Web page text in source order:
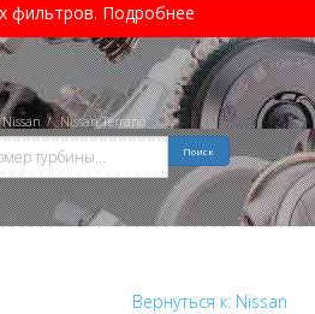
фильтров. Подробнее
Nissan Nissan Terrano
Поиск
Вернуться к: Nissan